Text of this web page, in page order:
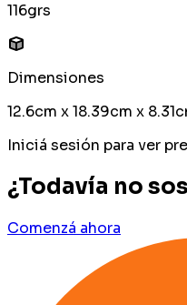
116grs
Dimensiones
12.6cm x 18.39cm x
Iniciá sesión para ver
¿Todavía no
Comenzá ahora